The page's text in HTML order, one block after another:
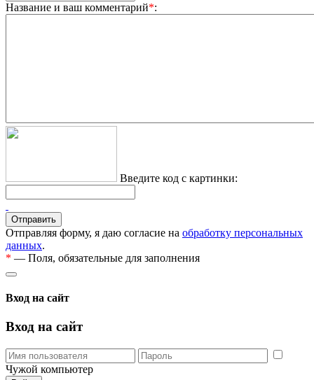
Название и ваш комментарий*:
Введите код с картинки:
Отправляя форму, я даю согласие на обработку персональных
данных.
* — Поля, обязательные для заполнения
Вход на сайт
Вход на сайт
Чужой компьютер